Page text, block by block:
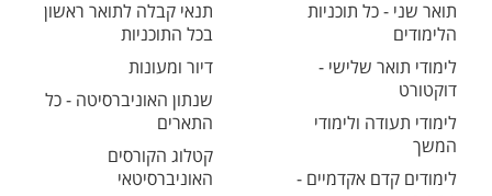
תואר שני - כל תוכניות
הלימודים
לימודי תואר שלישי -
דוקטורט
לימודי תעודה ולימודי
המשך
לימודים קדם אקדמיים -
תנאי קבלה לתואר ראשון
בכל התוכניות
דיור ומעונות
שנתון האוניברסיטה - כל
התארים
קטלוג הקורסים
האוניברסיטאי